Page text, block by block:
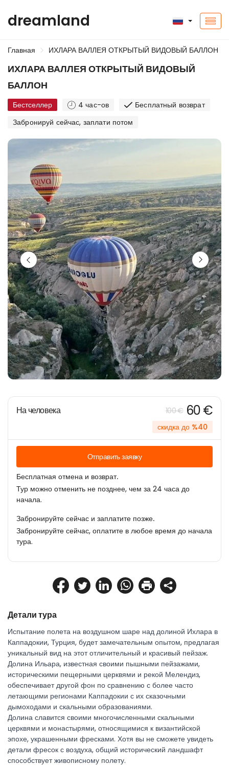
dreamland
Главная ИХЛАРА ВАЛЛЕЯ ОТКРЫТЫЙ ВИДОВЫЙ БАЛЛОН
ИХЛАРА ВАЛЛЕЯ ОТКРЫТЫЙ ВИДОВЫЙ
БАЛЛОН
Бестселлер 4 час-ов
Бесплатный возврат
Забронируй сейчас, заплати потом
Детали тура
Испытание полета на воздушном шаре над долиной Ихлара в
Каппадокии, Турция, будет замечательным опытом, предлагая
уникальный вид на этот отличительный и красивый пейзаж.
Долина Ильара, известная своими пышными пейзажами,
историческими пещерными церквями и рекой Мелендиз,
обеспечивает другой фон по сравнению с более часто
летающими регионами Каппадокии с их сказочными
дымоходами и скальными образованиями.
Долина славится своими многочисленными скальными
церквями и монастырями, относящимися к византийской
эпохе, украшенными фресками. Хотя вы не сможете увидеть
детали фресок с воздуха, общий исторический ландшафт
способствует живописному полету.
На человека 100 € 60 €
скидка до %40
Отправить заявку
Бесплатная отмена и возврат.
Тур можно отменить не позднее, чем за 24 часа до
начала.
Забронируйте сейчас и заплатите позже.
Забронируйте сейчас, оплатите в любое время до начала
тура.